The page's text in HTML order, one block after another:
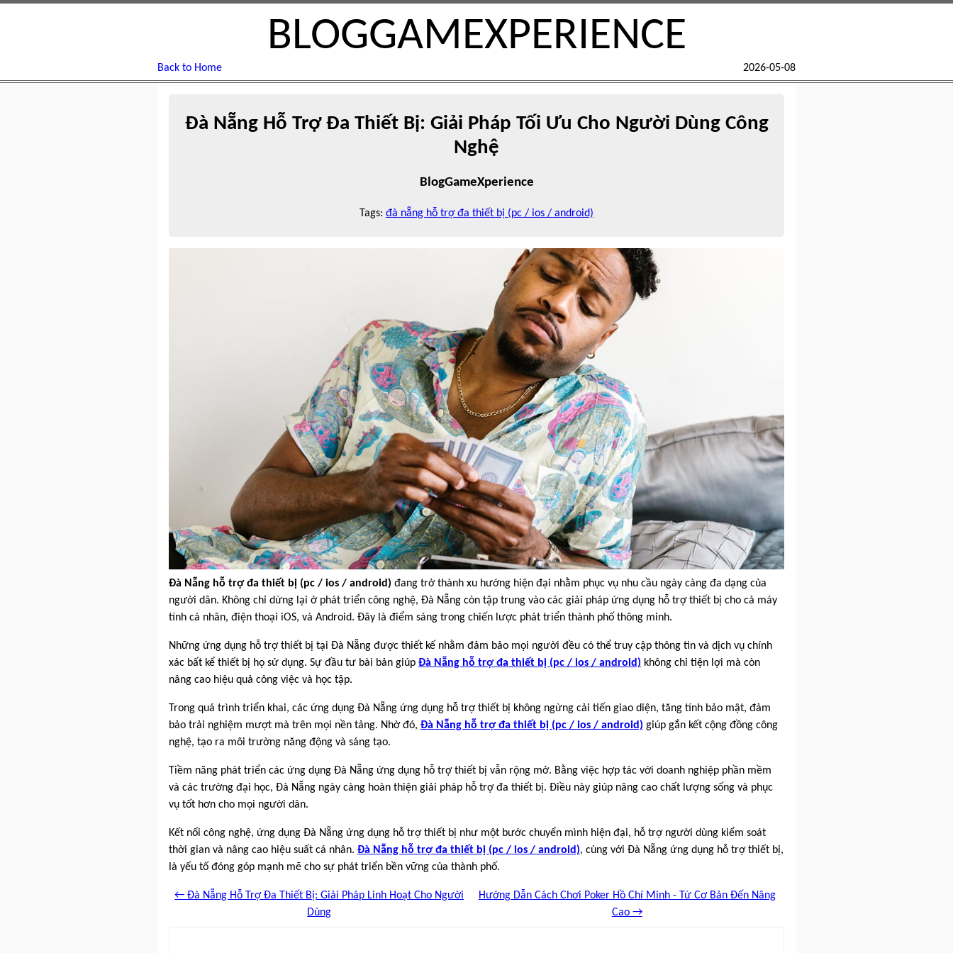
BLOGGAMEXPERIENCE
Back to Home 2026-05-08
Đà Nẵng Hỗ Trợ Đa Thiết Bị: Giải Pháp Tối Ưu Cho Người Dùng Công
Nghệ
BlogGameXperience
Tags: đà nẵng hỗ trợ đa thiết bị (pc / ios / android)
Đà Nẵng hỗ trợ đa thiết bị (pc / ios / android) đang trở thành xu hướng hiện đại nhằm phục vụ nhu cầu ngày càng đa dạng của
người dân. Không chỉ dừng lại ở phát triển công nghệ, Đà Nẵng còn tập trung vào các giải pháp ứng dụng hỗ trợ thiết bị cho cả máy
tính cá nhân, điện thoại iOS, và Android. Đây là điểm sáng trong chiến lược phát triển thành phố thông minh.
Những ứng dụng hỗ trợ thiết bị tại Đà Nẵng được thiết kế nhằm đảm bảo mọi người đều có thể truy cập thông tin và dịch vụ chính
xác bất kể thiết bị họ sử dụng. Sự đầu tư bài bản giúp Đà Nẵng hỗ trợ đa thiết bị (pc / ios / android) không chỉ tiện lợi mà còn
nâng cao hiệu quả công việc và học tập.
Trong quá trình triển khai, các ứng dụng Đà Nẵng ứng dụng hỗ trợ thiết bị không ngừng cải tiến giao diện, tăng tính bảo mật, đảm
bảo trải nghiệm mượt mà trên mọi nền tảng. Nhờ đó, Đà Nẵng hỗ trợ đa thiết bị (pc / ios / android) giúp gắn kết cộng đồng công
nghệ, tạo ra môi trường năng động và sáng tạo.
Tiềm năng phát triển các ứng dụng Đà Nẵng ứng dụng hỗ trợ thiết bị vẫn rộng mở. Bằng việc hợp tác với doanh nghiệp phần mềm
và các trường đại học, Đà Nẵng ngày càng hoàn thiện giải pháp hỗ trợ đa thiết bị. Điều này giúp nâng cao chất lượng sống và phục
vụ tốt hơn cho mọi người dân.
Kết nối công nghệ, ứng dụng Đà Nẵng ứng dụng hỗ trợ thiết bị như một bước chuyển mình hiện đại, hỗ trợ người dùng kiểm soát
thời gian và nâng cao hiệu suất cá nhân. Đà Nẵng hỗ trợ đa thiết bị (pc / ios / android), cùng với Đà Nẵng ứng dụng hỗ trợ thiết bị,
là yếu tố đóng góp mạnh mẽ cho sự phát triển bền vững của thành phố.
← Đà Nẵng Hỗ Trợ Đa Thiết Bị: Giải Pháp Linh Hoạt Cho Người
Dùng
Hướng Dẫn Cách Chơi Poker Hồ Chí Minh - Từ Cơ Bản Đến Nâng
Cao →